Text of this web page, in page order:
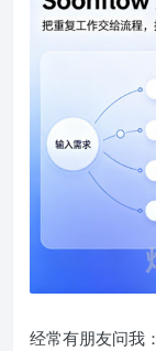
经常有朋友问我：